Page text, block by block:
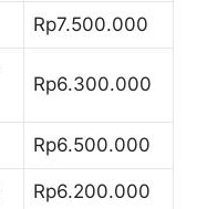
Rp7.500.000
Rp6.300.000
Rp6.500.000
Rp6.200.000